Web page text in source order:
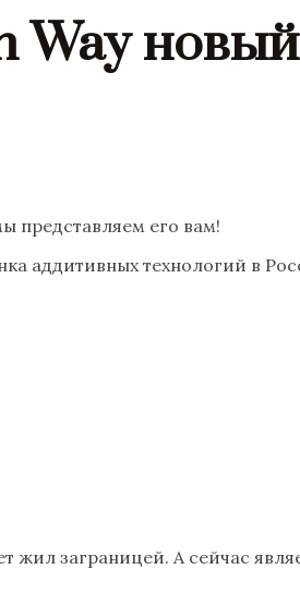
Way новый
представляем его вам!
аддитивных технологий в
жил заграницей. А сейчас